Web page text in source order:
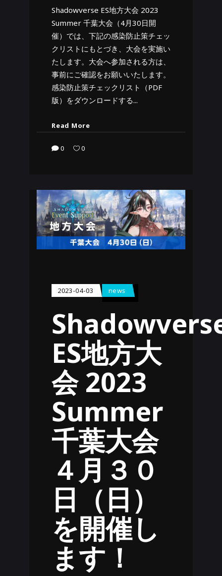
Shadowverse ES地方大会 2023
Summer 千葉大会（4月30日開
催）では、下記の感染防止策チェッ
クリストにもとづき、大会を実施い
たします。大会へ参加される方は、
事前にご確認をお願いいたします。
感染防止策チェックリスト（PDF
版）をダウンロードする
Read More
0 0
2023-04-03 news
ES地方大
会 2023
Summer
千葉大会
４月３０
日（日）
を開催し
ます！